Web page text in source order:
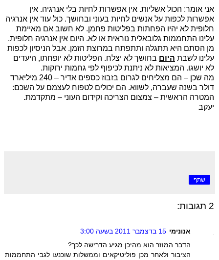
אני אומר: הכול אשליות. אין אפשרות לחיות בלי אנרגיה. אין
אפשרות לכפות על אנשים לחיות בעוני ובחושך. כול עוד אין אנרגיה
חלופית לא יהיו הפחתות בפליטות פחמן. לא חשוב אם מאיימת
עלינו התחממות גלובאלית נוראית או לא. היום אין אנרגיה חלופית.
מן הסתם היא תתגלה ותתפתח במרוצת הזמן. אבל הניסיון לכפות
עלינו לשבת היום בחושך לא יצלח. הפליטות לא יופחתו, היעדים
לא יושגו. המציאות לא ניתנת לכיפוף לפי גחמות ירוקות.
מה שכן – הם מצליחים לגרום בזבוז כספים אדיר – 240 מיליארד
דולר בשנה שעברה, לשווא. הם יכולים לטפוח לעצמם על השכם:
המטרה הראשית – צמצום הצריכה וקידום העוני – מתקדמת.
יעקב
שתף
2 תגובות:
אנונימי 15 בדצמבר 2011 בשעה 3:00
הדבר המוזר הוא מהיכן מגיע הדרישה לכך?
הציבור ולאחר מכן פוליטיקאים וממשלות שוכנעו לגבי התחממות